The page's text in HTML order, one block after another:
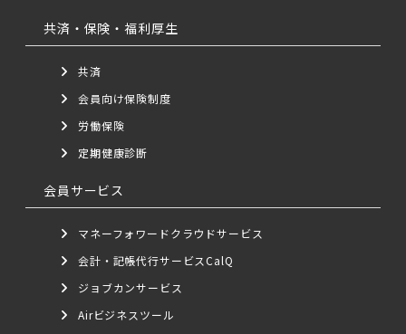
共済・保険・福利厚生
共済
会員向け保険制度
労働保険
定期健康診断
会員サービス
マネーフォワードクラウドサービス
会計・記帳代行サービスCalQ
ジョブカンサービス
Airビジネスツール